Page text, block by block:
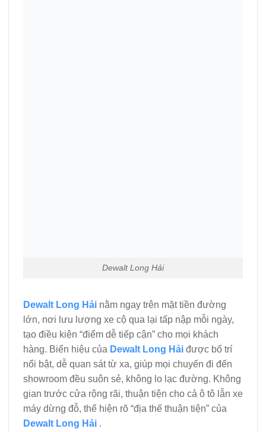
Dewalt Long Hải
Dewalt Long Hải nằm ngay trên mặt tiền đường
lớn, nơi lưu lượng xe cộ qua lại tấp nập mỗi ngày,
tạo điều kiện “điểm dễ tiếp cận” cho mọi khách
hàng. Biển hiệu của Dewalt Long Hải được bố trí
nổi bật, dễ quan sát từ xa, giúp mọi chuyến đi đến
showroom đều suôn sẻ, không lo lạc đường. Không
gian trước cửa rộng rãi, thuận tiện cho cả ô tô lẫn xe
máy dừng đỗ, thể hiện rõ “địa thế thuận tiện” của
Dewalt Long Hải .